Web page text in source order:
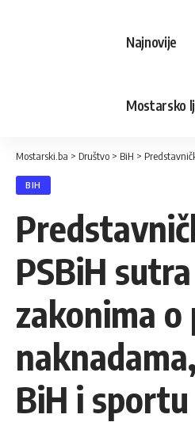
Najnovije
Mostarsko
Mostarski.ba > Društvo > BiH > Predstavnički dom
BIH
PSBiH
zakonima o
BiH i sportu